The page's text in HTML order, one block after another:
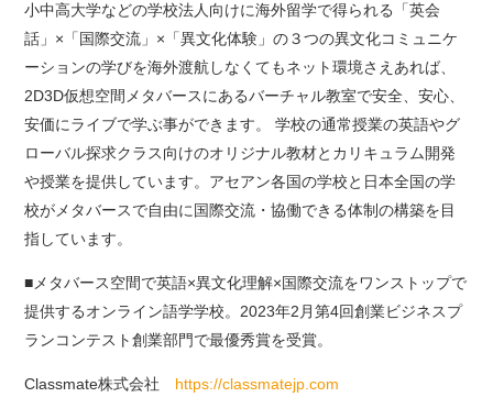
小中高大学などの学校法人向けに海外留学で得られる「英会
話」×「国際交流」×「異文化体験」の３つの異文化コミュニケ
ーションの学びを海外渡航しなくてもネット環境さえあれば、
2D3D仮想空間メタバースにあるバーチャル教室で安全、安心、
安価にライブで学ぶ事ができます。 学校の通常授業の英語やグ
ローバル探求クラス向けのオリジナル教材とカリキュラム開発
や授業を提供しています。アセアン各国の学校と日本全国の学
校がメタバースで自由に国際交流・協働できる体制の構築を目
指しています。
■メタバース空間で英語×異文化理解×国際交流をワンストップで
提供するオンライン語学学校。2023年2月第4回創業ビジネスプ
ランコンテスト創業部門で最優秀賞を受賞。
Classmate株式会社 https://classmatejp.com